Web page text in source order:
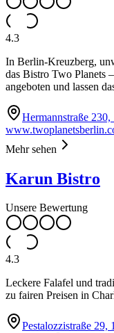
4.3
In Berlin-Kreuzberg,
das Bistro Two Planets
angeboten und lassen
Hermannstraße
Mehr sehen
Karun Bistro
Unsere Bewertung
4.3
Leckere Falafel und
zu fairen Preisen in
Pestalozzistraße